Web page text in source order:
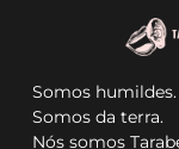
Somos humildes.
Somos da terra.
Nós somos